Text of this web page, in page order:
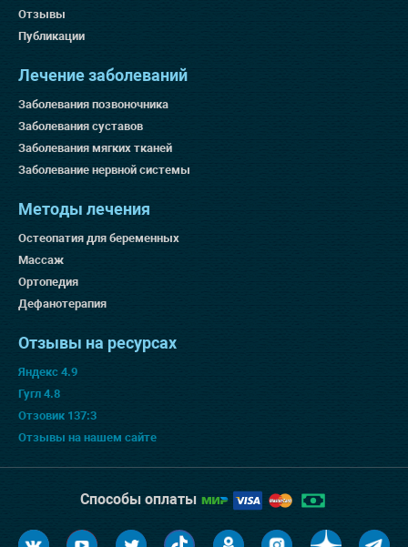
Отзывы
Публикации
Лечение заболеваний
Заболевания позвоночника
Заболевания суставов
Заболевания мягких тканей
Заболевание нервной системы
Методы лечения
Остеопатия для беременных
Массаж
Ортопедия
Дефанотерапия
Отзывы на ресурсах
Яндекс 4.9
Гугл 4.8
Отзовик 137:3
Отзывы на нашем сайте
Способы оплаты